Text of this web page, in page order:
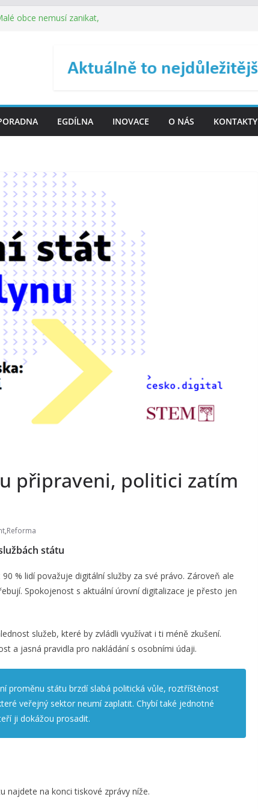
obce nemusí zanikat,
řízení (ISDŘ) je od
ICT zveřejnil materiály
ČR spouští novou
EGDÍLNA INOVACE O NÁS KONTAKTY
připraveni, politici zatím
,Reforma
státu
% lidí považuje digitální služby za své právo. Zároveň ale
Spokojenost s aktuální úrovní digitalizace je přesto jen
služeb, které by zvládli využívat i ti méně zkušení.
a jasná pravidla pro nakládání s osobními údaji.
proměnu státu brzdí slabá politická vůle, roztříštěnost
veřejný sektor neumí zaplatit. Chybí také jednotné
ji dokážou prosadit.
najdete na konci tiskové zprávy níže.